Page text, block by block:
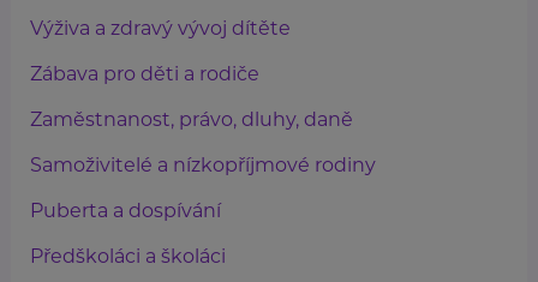
Výživa a zdravý vývoj dítěte
Zábava pro děti a rodiče
Zaměstnanost, právo, dluhy, daně
Samoživitelé a nízkopříjmové rodiny
Puberta a dospívání
Předškoláci a školáci